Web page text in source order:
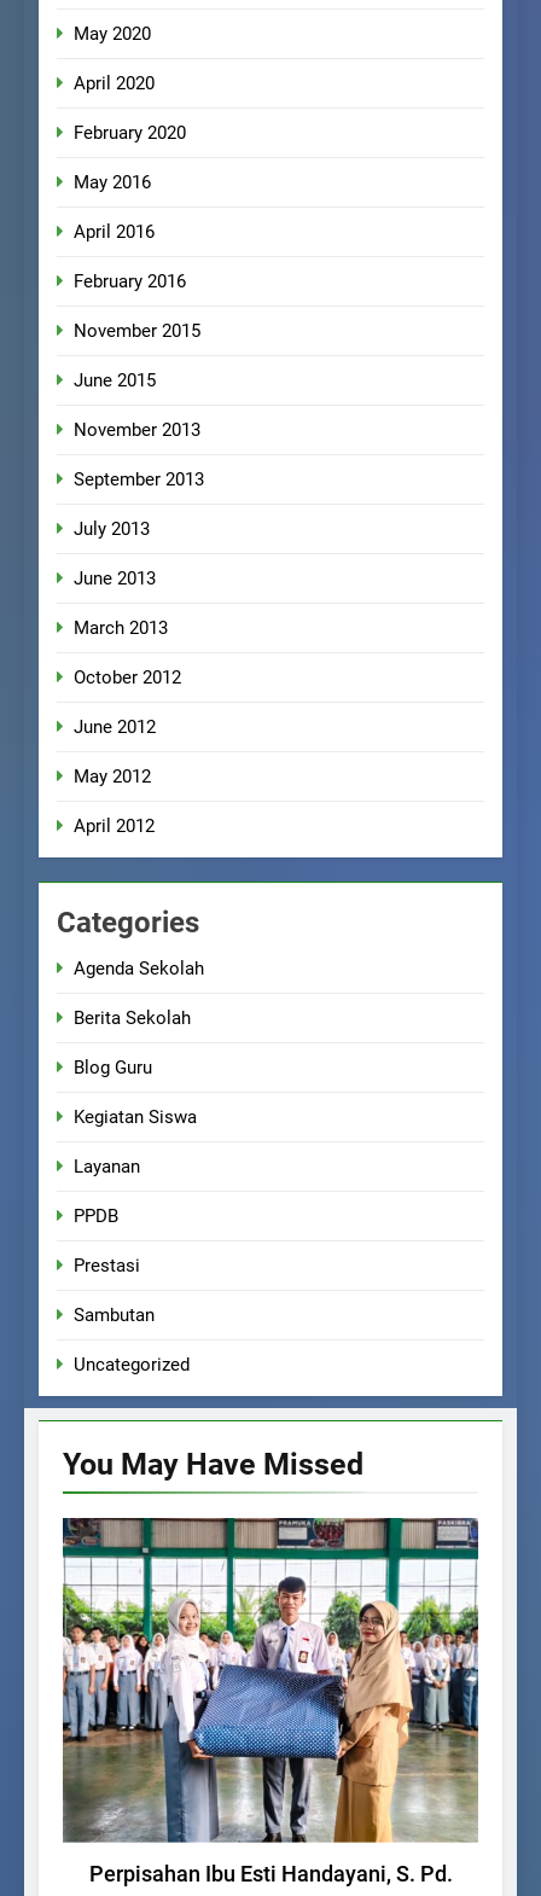
May 2020
April 2020
February 2020
May 2016
April 2016
February 2016
November 2015
June 2015
November 2013
September 2013
July 2013
June 2013
March 2013
October 2012
June 2012
May 2012
April 2012
Categories
Agenda Sekolah
Berita Sekolah
Blog Guru
Kegiatan Siswa
Layanan
PPDB
Prestasi
Sambutan
Uncategorized
You May Have Missed
UNCATEGORIZED
Perpisahan Ibu Esti Handayani, S. Pd.